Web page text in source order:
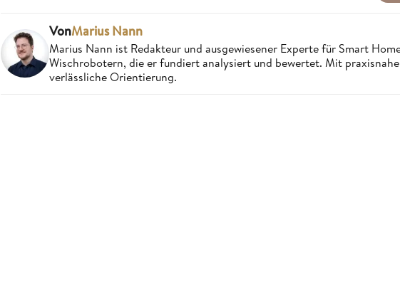
VonMarius Nann
Marius Nann ist Redakteur und ausgewiesener Experte für Smart
Wischrobotern, die er fundiert analysiert und bewertet. Mit
verlässliche Orientierung.